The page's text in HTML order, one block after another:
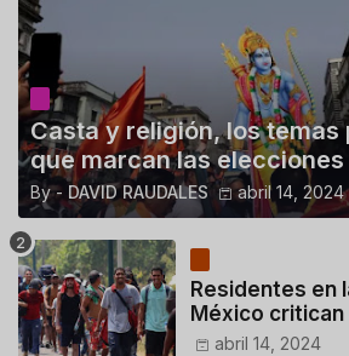
Casta y religión, los temas
que marcan las elecciones
By - DAVID RAUDALES abril 14, 2024
Residentes en
México
110 dólares a
abril 14, 2024